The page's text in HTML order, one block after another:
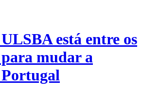
está entre os
para mudar a
Portugal